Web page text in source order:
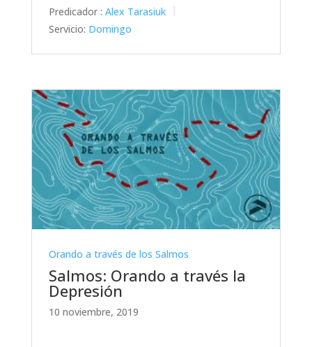
Predicador : Alex Tarasiuk
Servicio: Domingo
Orando a través de los Salmos
Salmos: Orando a través la
Depresión
10 noviembre, 2019